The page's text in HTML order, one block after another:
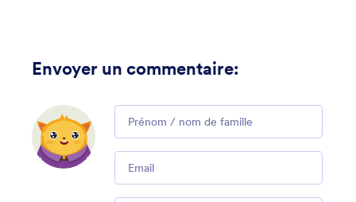
Envoyer un commentaire: